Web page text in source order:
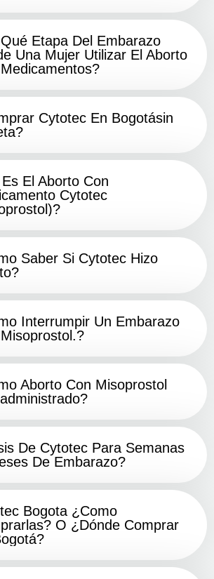
Etapa Del Embarazo
Una Mujer Utilizar El Aborto
Cytotec En Bogotásin
El Aborto Con
Cytotec
Saber Si Cytotec Hizo
Interrumpir Un Embarazo
Aborto Con Misoprostol
De Cytotec Para Semanas
De Embarazo?
Bogota ¿Como
O ¿Dónde Comprar